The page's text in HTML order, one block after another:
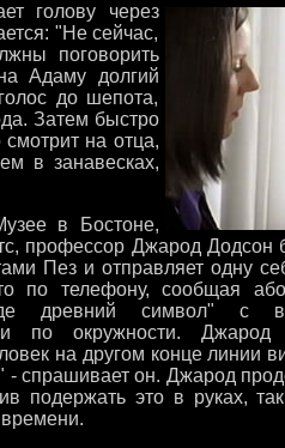
голову через
"Не сейчас,
поговорить
Адаму долгий
до шепота,
Затем быстро
на отца,
в занавесках,
в Бостоне,
профессор Джарод Додсон
Пез и отправляет одну
по телефону, сообщая
древний символ" с
по окружности. Джарод
на другом конце линии
- спрашивает он. Джарод
подержать это в руках,
времени.